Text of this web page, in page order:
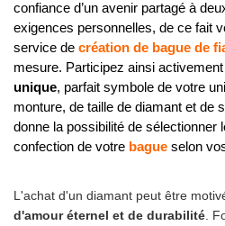
confiance d’un avenir partagé à
exigences personnelles, de ce fait
service de création de bague de
mesure. Participez ainsi activement
unique, parfait symbole de votre
monture, de taille de diamant et de
donne la possibilité de sélectionner
confection de votre bague selon
L'achat d'un diamant peut être
d'amour éternel et de durabilité .